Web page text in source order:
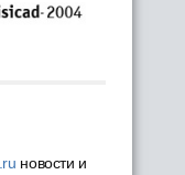
новости и